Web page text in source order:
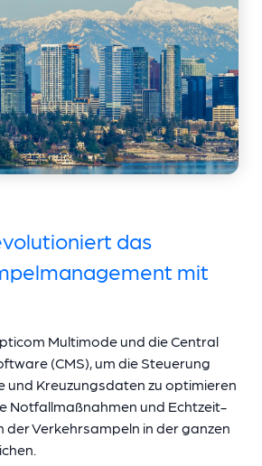
das
mit
Multimode und die Central
(CMS), um die Steuerung
und Kreuzungsdaten zu optimieren
Notfallmaßnahmen und Echtzeit-
der Verkehrsampeln in der ganzen